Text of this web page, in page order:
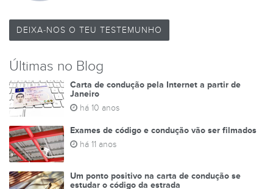
DEIXA-NOS O TEU TESTEMUNHO
Últimas no Blog
Carta de condução pela Internet a partir de
Janeiro
há 10 anos
Exames de código e condução vão ser filmados
há 11 anos
Um ponto positivo na carta de condução se
estudar o código da estrada